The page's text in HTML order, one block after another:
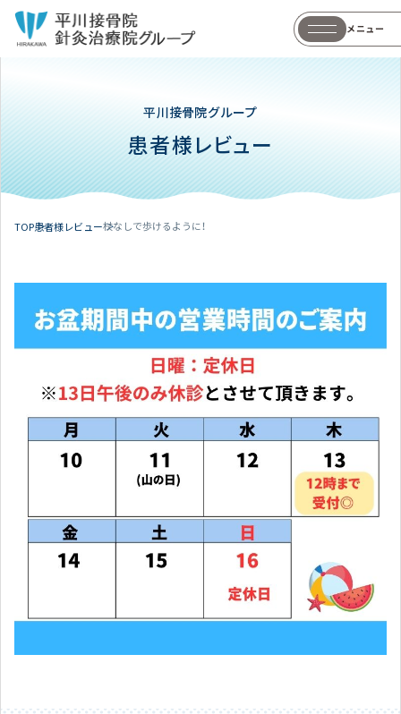
メニュー
平川接骨院グループ
患者様レビュー
TOP患者様レビュー杖なしで歩けるように！